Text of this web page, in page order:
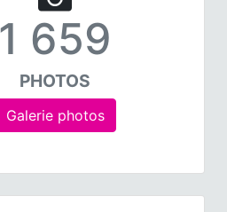
1 659
PHOTOS
Galerie photos